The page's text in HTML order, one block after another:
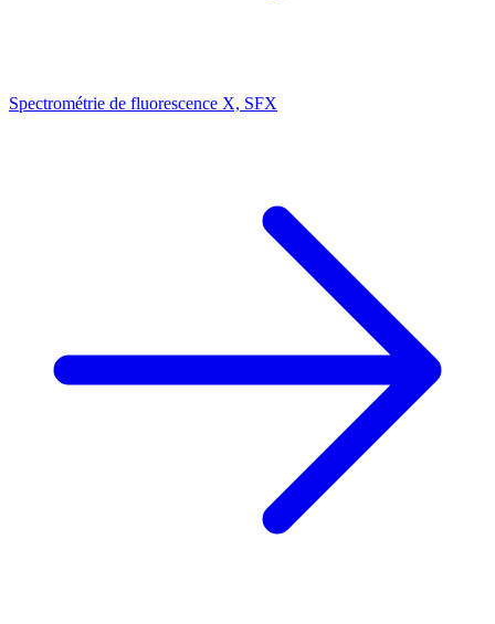
Spectrométrie de fluorescence X, SFX